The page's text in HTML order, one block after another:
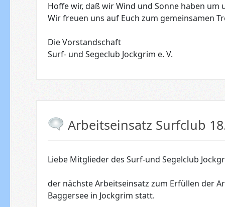
Hoffe wir, daß wir Wind und Sonne haben
Wir freuen uns auf Euch zum gemeinsamen
Die Vorstandschaft
Surf- und Segeclub Jockgrim e. V.
Arbeitseinsatz Surfclub
Liebe Mitglieder des Surf-und Segelclub
der nächste Arbeitseinsatz zum Erfüllen der
Baggersee in Jockgrim statt.